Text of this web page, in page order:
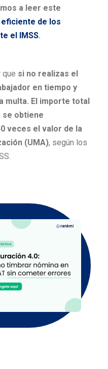
a leer este
de los
el IMSS.
que si no realizas el
en tiempo y
multa. El importe total
se obtiene
veces el valor de la
(UMA), según los